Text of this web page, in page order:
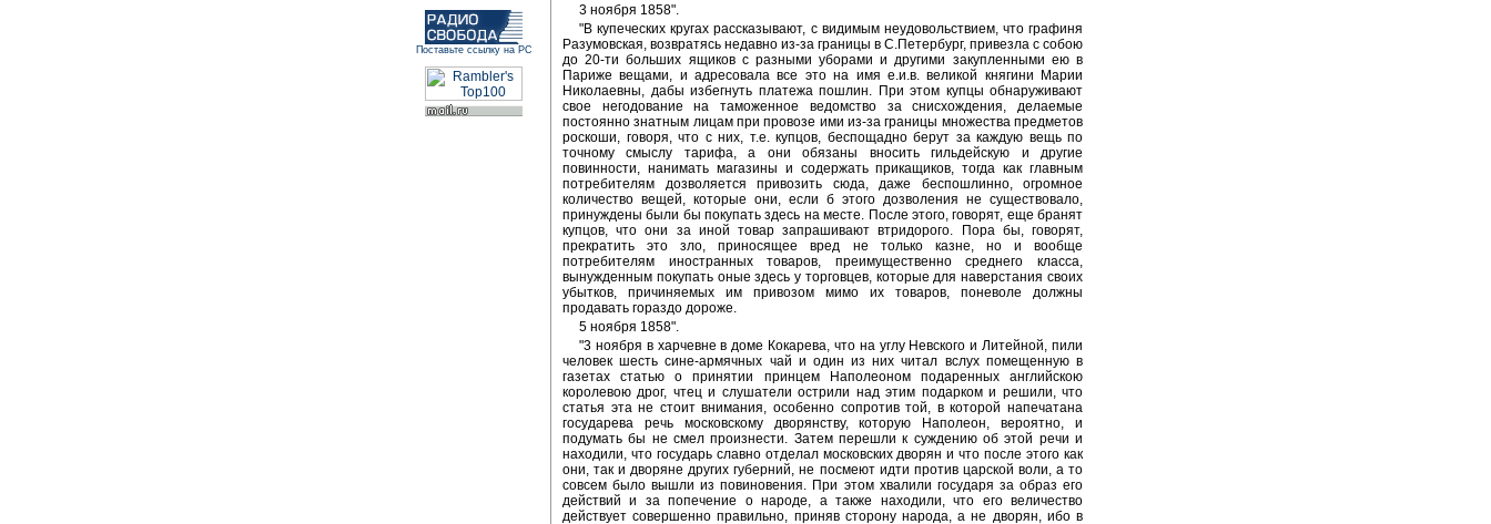
Поставьте ссылку на РС
3 ноября 1858".
"В купеческих кругах рассказывают, с видимым неудовольствием, что графиня
Разумовская, возвратясь недавно из-за границы в С.Петербург, привезла с собою
до 20-ти больших ящиков с разными уборами и другими закупленными ею в
Париже вещами, и адресовала все это на имя е.и.в. великой княгини Марии
Николаевны, дабы избегнуть платежа пошлин. При этом купцы обнаруживают
свое негодование на таможенное ведомство за снисхождения, делаемые
постоянно знатным лицам при провозе ими из-за границы множества предметов
роскоши, говоря, что с них, т.е. купцов, беспощадно берут за каждую вещь по
точному смыслу тарифа, а они обязаны вносить гильдейскую и другие
повинности, нанимать магазины и содержать прикащиков, тогда как главным
потребителям дозволяется привозить сюда, даже беспошлинно, огромное
количество вещей, которые они, если б этого дозволения не существовало,
принуждены были бы покупать здесь на месте. После этого, говорят, еще бранят
купцов, что они за иной товар запрашивают втридорого. Пора бы, говорят,
прекратить это зло, приносящее вред не только казне, но и вообще
потребителям иностранных товаров, преимущественно среднего класса,
вынужденным покупать оные здесь у торговцев, которые для наверстания своих
убытков, причиняемых им привозом мимо их товаров, поневоле должны
продавать гораздо дороже.
5 ноября 1858".
"3 ноября в харчевне в доме Кокарева, что на углу Невского и Литейной, пили
человек шесть сине-армячных чай и один из них читал вслух помещенную в
газетах статью о принятии принцем Наполеоном подаренных английскою
королевою дрог, чтец и слушатели острили над этим подарком и решили, что
статья эта не стоит внимания, особенно сопротив той, в которой напечатана
государева речь московскому дворянству, которую Наполеон, вероятно, и
подумать бы не смел произнести. Затем перешли к суждению об этой речи и
находили, что государь славно отделал московских дворян и что после этого как
они, так и дворяне других губерний, не посмеют идти против царской воли, а то
совсем было вышли из повиновения. При этом хвалили государя за образ его
действий и за попечение о народе, а также находили, что его величество
действует совершенно правильно, приняв сторону народа, а не дворян, ибо в